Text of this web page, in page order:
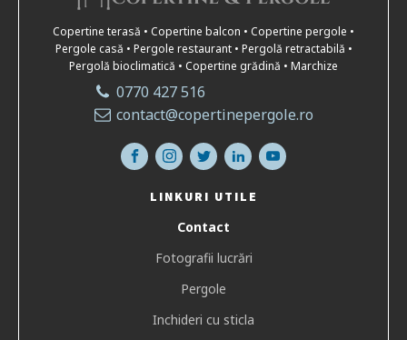
Copertine terasă • Copertine balcon • Copertine pergole •
Pergole casă • Pergole restaurant • Pergolă retractabilă •
Pergolă bioclimatică • Copertine grădină • Marchize
0770 427 516
contact@copertinepergole.ro
LINKURI UTILE
Contact
Fotografii lucrări
Pergole
Inchideri cu sticla